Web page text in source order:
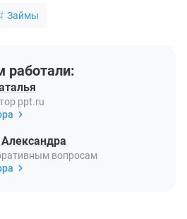
Займы
работали:
ppt.ru
вопросам